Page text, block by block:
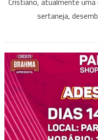
sertaneja,